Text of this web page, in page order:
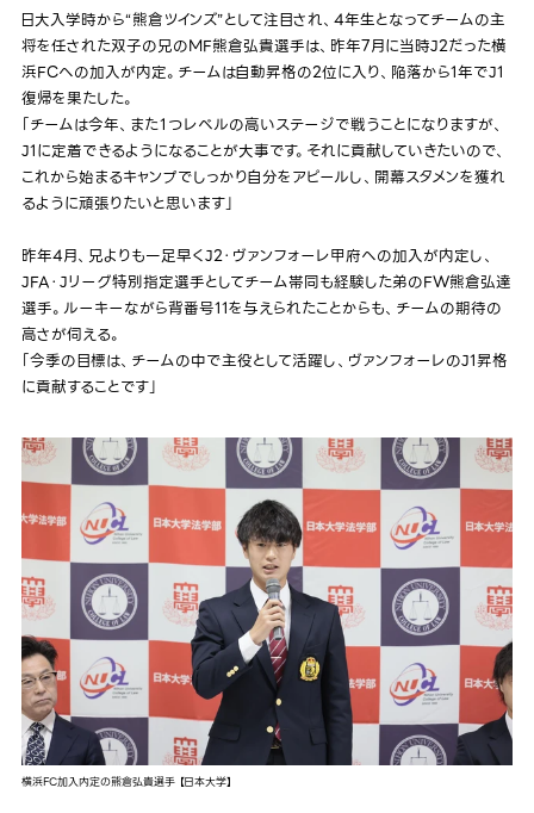
日大入学時から“熊倉ツインズ”として注目され、4年生となってチームの主
将を任された双子の兄のMF熊倉弘貴選手は、昨年7月に当時J2だった横
浜FCへの加入が内定。チームは自動昇格の2位に入り、陥落から1年でJ1
復帰を果たした。
「チームは今年、また１つレベルの高いステージで戦うことになりますが、
J1に定着できるようになることが大事です。それに貢献していきたいので、
これから始まるキャンプでしっかり自分をアピールし、開幕スタメンを獲れ
るように頑張りたいと思います」
昨年4月、兄よりも一足早くJ2・ヴァンフォーレ甲府への加入が内定し、
JFA・Jリーグ特別指定選手としてチーム帯同も経験した弟のFW熊倉弘達
選手。ルーキーながら背番号11を与えられたことからも、チームの期待の
高さが伺える。
「今季の目標は、チームの中で主役として活躍し、ヴァンフォーレのJ1昇格
に貢献することです」
横浜FC加入内定の熊倉弘貴選手 【日本大学】